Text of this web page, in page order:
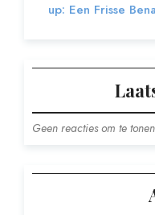
up: Een Frisse
Geen reacties om te